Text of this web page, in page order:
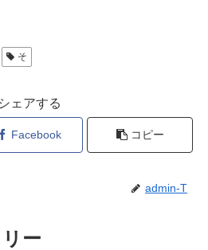
そ
シェアする
Facebook コピー
admin-T
ー